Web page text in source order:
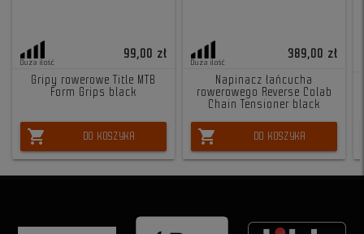
Duża ilość
99,00 zł
Gripy rowerowe Title MTB
Form Grips black
shopping_cart DO KOSZYKA
Duża ilość
389,00 zł
Napinacz łańcucha
rowerowego Reverse Colab
Chain Tensioner black
shopping_cart DO KOSZYKA